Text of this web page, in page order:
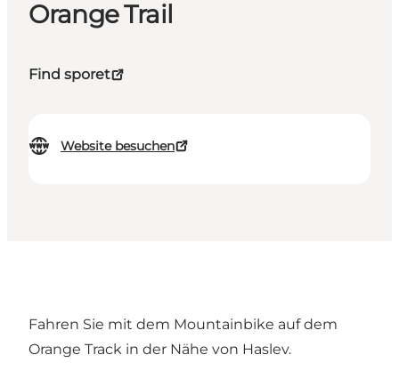
Orange Trail
Find sporet
Website besuchen
Fahren Sie mit dem Mountainbike auf dem
Orange Track in der Nähe von Haslev.